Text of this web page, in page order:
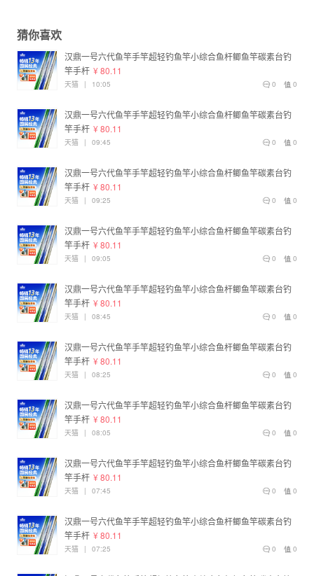
猜你喜欢
汉鼎一号六代鱼竿手竿超轻钓鱼竿小综合鱼杆鲫鱼竿碳素台钓
竿手杆 ¥ 80.11
0
0
天猫 | 10:05
汉鼎一号六代鱼竿手竿超轻钓鱼竿小综合鱼杆鲫鱼竿碳素台钓
竿手杆 ¥ 80.11
0
0
天猫 | 09:45
汉鼎一号六代鱼竿手竿超轻钓鱼竿小综合鱼杆鲫鱼竿碳素台钓
竿手杆 ¥ 80.11
0
0
天猫 | 09:25
汉鼎一号六代鱼竿手竿超轻钓鱼竿小综合鱼杆鲫鱼竿碳素台钓
竿手杆 ¥ 80.11
0
0
天猫 | 09:05
汉鼎一号六代鱼竿手竿超轻钓鱼竿小综合鱼杆鲫鱼竿碳素台钓
竿手杆 ¥ 80.11
0
0
天猫 | 08:45
汉鼎一号六代鱼竿手竿超轻钓鱼竿小综合鱼杆鲫鱼竿碳素台钓
竿手杆 ¥ 80.11
0
0
天猫 | 08:25
汉鼎一号六代鱼竿手竿超轻钓鱼竿小综合鱼杆鲫鱼竿碳素台钓
竿手杆 ¥ 80.11
0
0
天猫 | 08:05
汉鼎一号六代鱼竿手竿超轻钓鱼竿小综合鱼杆鲫鱼竿碳素台钓
竿手杆 ¥ 80.11
0
0
天猫 | 07:45
汉鼎一号六代鱼竿手竿超轻钓鱼竿小综合鱼杆鲫鱼竿碳素台钓
竿手杆 ¥ 80.11
0
0
天猫 | 07:25